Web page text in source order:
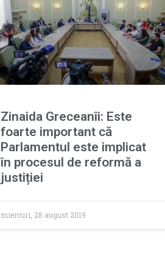
Zinaida Greceanîi: Este
foarte important că
Parlamentul este implicat
în procesul de reformă a
justiției
miercuri, 28 august 2019